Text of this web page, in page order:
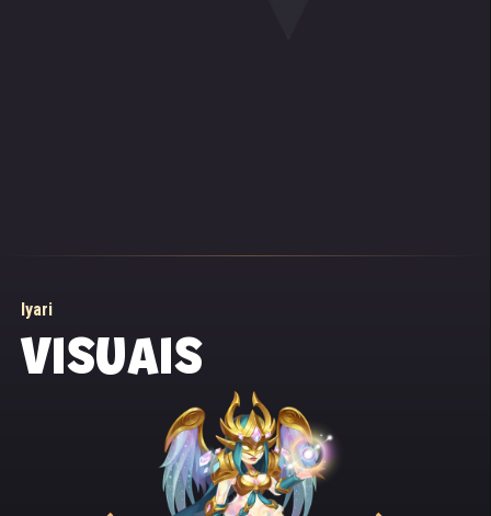
Iyari
VISUAIS